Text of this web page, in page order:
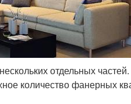
отдельных
количество фанерных